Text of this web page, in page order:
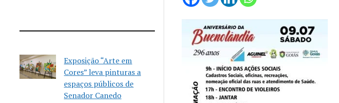
Exposição “Arte em
Cores” leva pinturas a
espaços públicos de
Senador Canedo